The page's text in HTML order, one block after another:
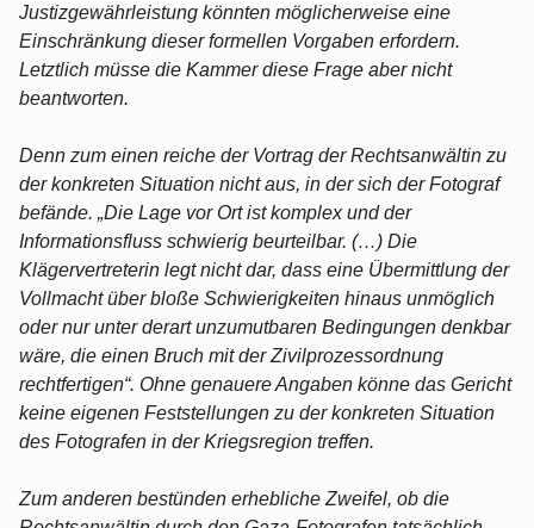
Justizgewährleistung könnten möglicherweise eine
Einschränkung dieser formellen Vorgaben erfordern.
Letztlich müsse die Kammer diese Frage aber nicht
beantworten.
Denn zum einen reiche der Vortrag der Rechtsanwältin zu
der konkreten Situation nicht aus, in der sich der Fotograf
befände. „Die Lage vor Ort ist komplex und der
Informationsfluss schwierig beurteilbar. (…) Die
Klägervertreterin legt nicht dar, dass eine Übermittlung der
Vollmacht über bloße Schwierigkeiten hinaus unmöglich
oder nur unter derart unzumutbaren Bedingungen denkbar
wäre, die einen Bruch mit der Zivilprozessordnung
rechtfertigen“. Ohne genauere Angaben könne das Gericht
keine eigenen Feststellungen zu der konkreten Situation
des Fotografen in der Kriegsregion treffen.
Zum anderen bestünden erhebliche Zweifel, ob die